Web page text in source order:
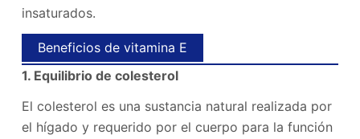
insaturados.
Beneficios de vitamina E
1. Equilibrio de colesterol
El colesterol es una sustancia natural realizada por
el hígado y requerido por el cuerpo para la función